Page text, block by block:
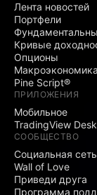
Лента новостей
Портфели
Кривые
Опционы
Макроэкономика
Pine Script®
ПРИЛОЖЕНИЯ
Мобильное
TradingView
СООБЩЕСТВО
Социальная сеть
Wall of Love
Приведи друга
Программа